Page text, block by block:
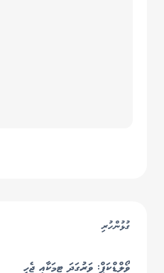
ގުޅުންހުރި
ވޯލްޑްކަޕް: ވަރުގަދަ ޓީމަކާއި ޖެހި